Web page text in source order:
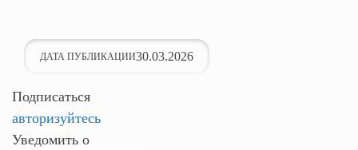
ДАТА ПУБЛИКАЦИИ30.03.2026
Подписаться
авторизуйтесь
Уведомить о